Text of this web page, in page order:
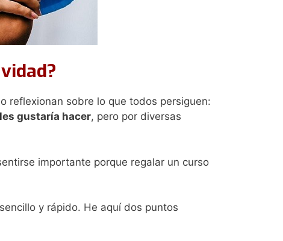
reflexionan sobre lo que todos persiguen:
gustaría hacer, pero por diversas
importante porque regalar un curso
y rápido. He aquí dos puntos